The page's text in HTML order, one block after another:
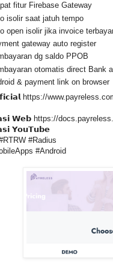
fitur Firebase Gateway
isolir saat jatuh tempo
open isolir jika invoice
gateway auto register
dg saldo PPOB
otomatis direct Bank
& payment link on browser
https://
𝗪𝗲𝗯 https://
𝗬𝗼𝘂𝗧𝘂𝗯𝗲
#Radius
#Android